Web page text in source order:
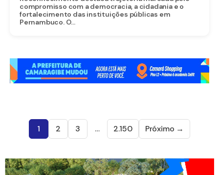
compromisso com a democracia, a cidadania e o
fortalecimento das instituições públicas em
Pernambuco. O...
1 2 3 … 2.150 Próximo →